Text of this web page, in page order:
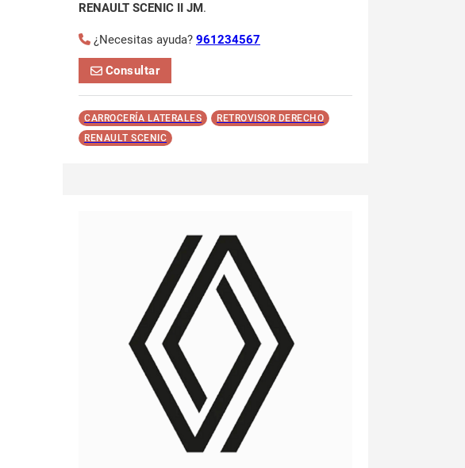
RENAULT SCENIC II JM.
¿Necesitas ayuda? 961234567
Consultar
CARROCERÍA LATERALES
RETROVISOR DERECHO
RENAULT SCENIC